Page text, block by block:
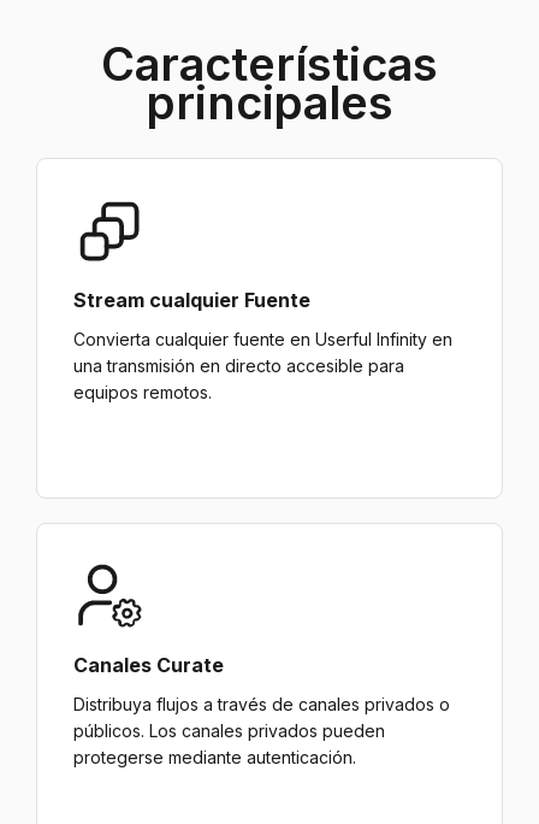
Características
principales
Stream cualquier Fuente
Convierta cualquier fuente en Userful Infinity en
una transmisión en directo accesible para
equipos remotos.
Canales Curate
Distribuya flujos a través de canales privados o
públicos. Los canales privados pueden
protegerse mediante autenticación.